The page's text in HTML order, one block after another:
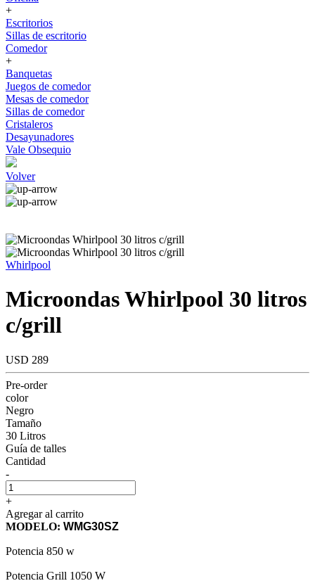
+
Escritorios
Sillas de escritorio
Comedor
+
Banquetas
Juegos de comedor
Mesas de comedor
Sillas de comedor
Cristaleros
Desayunadores
Vale Obsequio
Volver
Whirlpool
Microondas Whirlpool 30 litros
c/grill
USD 289
Pre-order
color
Negro
Tamaño
30 Litros
Guía de talles
Cantidad
-
+
Agregar al carrito
MODELO: WMG30SZ
Potencia 850 w
Potencia Grill 1050 W